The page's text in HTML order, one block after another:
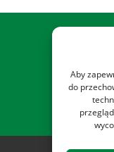
Aby
do